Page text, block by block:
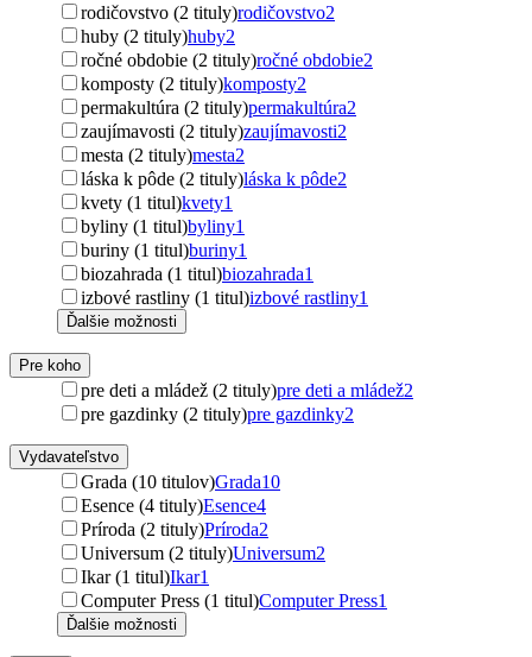
rodičovstvo (2 tituly)rodičovstvo2
huby (2 tituly)huby2
ročné obdobie (2 tituly)ročné obdobie2
komposty (2 tituly)komposty2
permakultúra (2 tituly)permakultúra2
zaujímavosti (2 tituly)zaujímavosti2
mesta (2 tituly)mesta2
láska k pôde (2 tituly)láska k pôde2
kvety (1 titul)kvety1
byliny (1 titul)byliny1
buriny (1 titul)buriny1
biozahrada (1 titul)biozahrada1
izbové rastliny (1 titul)izbové rastliny1
Ďalšie možnosti
Pre koho
pre deti a mládež (2 tituly)pre deti a mládež2
pre gazdinky (2 tituly)pre gazdinky2
Vydavateľstvo
Grada (10 titulov)Grada10
Esence (4 tituly)Esence4
Príroda (2 tituly)Príroda2
Universum (2 tituly)Universum2
Ikar (1 titul)Ikar1
Computer Press (1 titul)Computer Press1
Ďalšie možnosti